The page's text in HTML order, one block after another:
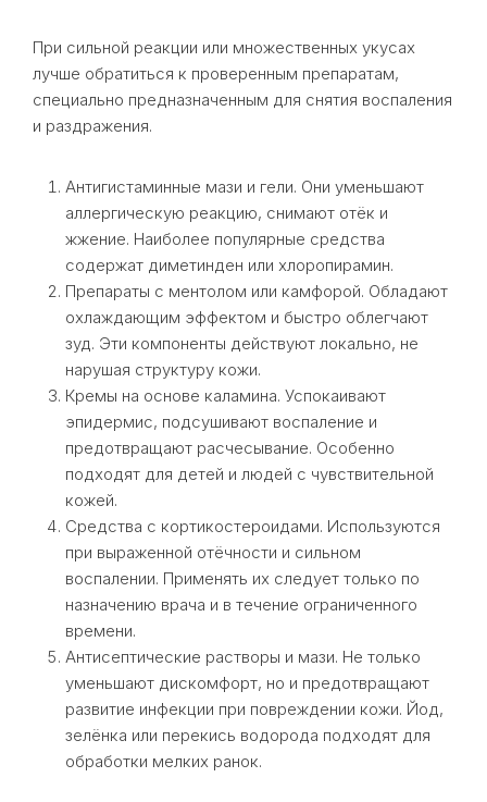
При сильной реакции или множественных укусах
лучше обратиться к проверенным препаратам,
специально предназначенным для снятия воспаления
и раздражения.
Антигистаминные мази и гели. Они уменьшают
аллергическую реакцию, снимают отёк и
жжение. Наиболее популярные средства
содержат диметинден или хлоропирамин.
Препараты с ментолом или камфорой. Обладают
охлаждающим эффектом и быстро облегчают
зуд. Эти компоненты действуют локально, не
нарушая структуру кожи.
Кремы на основе каламина. Успокаивают
эпидермис, подсушивают воспаление и
предотвращают расчесывание. Особенно
подходят для детей и людей с чувствительной
кожей.
Средства с кортикостероидами. Используются
при выраженной отёчности и сильном
воспалении. Применять их следует только по
назначению врача и в течение ограниченного
времени.
Антисептические растворы и мази. Не только
уменьшают дискомфорт, но и предотвращают
развитие инфекции при повреждении кожи. Йод,
зелёнка или перекись водорода подходят для
обработки мелких ранок.